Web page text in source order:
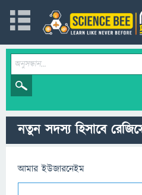
নতুন সদস্য হিসাবে
আমার ইউজারনেইম